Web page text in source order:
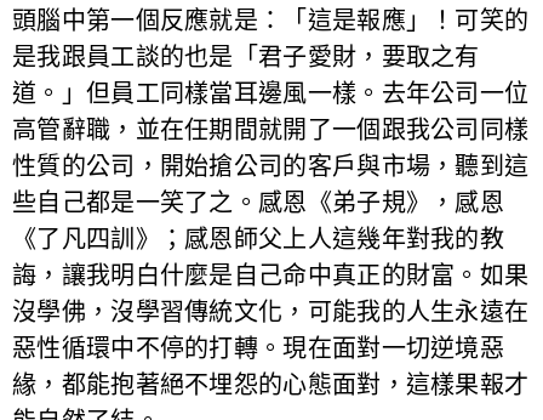
頭腦中第一個反應就是：「這是報應」！可笑的
是我跟員工談的也是「君子愛財，要取之有
道。」但員工同樣當耳邊風一樣。去年公司一位
高管辭職，並在任期間就開了一個跟我公司同樣
性質的公司，開始搶公司的客戶與市場，聽到這
些自己都是一笑了之。感恩《弟子規》，感恩
《了凡四訓》；感恩師父上人這幾年對我的教
誨，讓我明白什麼是自己命中真正的財富。如果
沒學佛，沒學習傳統文化，可能我的人生永遠在
惡性循環中不停的打轉。現在面對一切逆境惡
緣，都能抱著絕不埋怨的心態面對，這樣果報才